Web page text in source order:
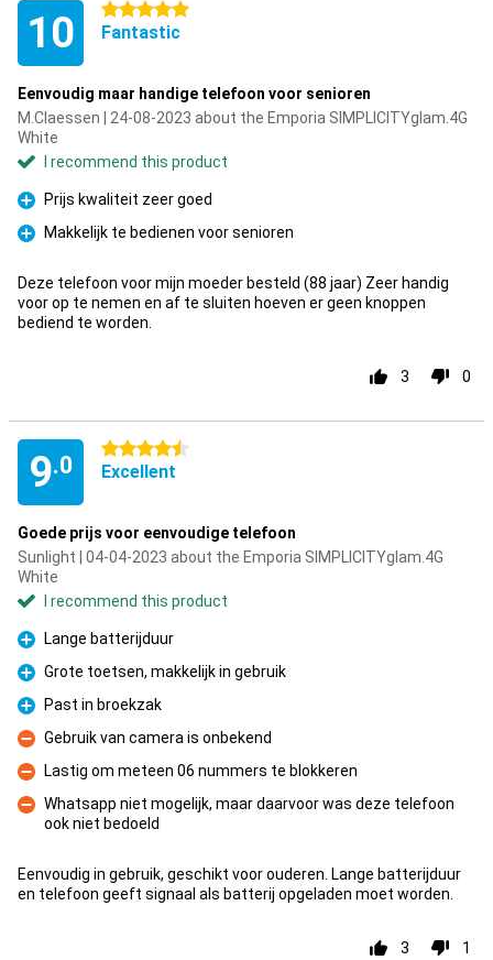
10 5 stars
Fantastic
Eenvoudig maar handige telefoon voor senioren
M.Claessen | 24-08-2023 about the Emporia SIMPLICITYglam.4G
White
I recommend this product
Pro
Prijs kwaliteit zeer goed
Pro
Makkelijk te bedienen voor senioren
Deze telefoon voor mijn moeder besteld (88 jaar) Zeer handig
voor op te nemen en af te sluiten hoeven er geen knoppen
bediend te worden.
3 0
9.0
4.5 stars
Excellent
Goede prijs voor eenvoudige telefoon
Sunlight | 04-04-2023 about the Emporia SIMPLICITYglam.4G
White
I recommend this product
Pro
Lange batterijduur
Pro
Grote toetsen, makkelijk in gebruik
Pro
Past in broekzak
Con
Gebruik van camera is onbekend
Con
Lastig om meteen 06 nummers te blokkeren
Con
Whatsapp niet mogelijk, maar daarvoor was deze telefoon
ook niet bedoeld
Eenvoudig in gebruik, geschikt voor ouderen. Lange batterijduur
en telefoon geeft signaal als batterij opgeladen moet worden.
3 1